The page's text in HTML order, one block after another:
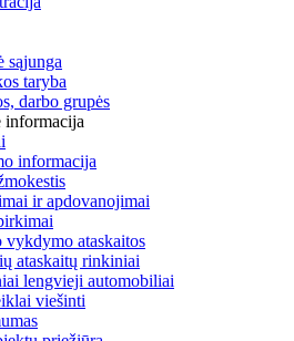
sąjunga
taryba
darbo grupės
informacija
informacija
ir apdovanojimai
vykdymo ataskaitos
ataskaitų rinkiniai
lengvieji automobiliai
viešinti